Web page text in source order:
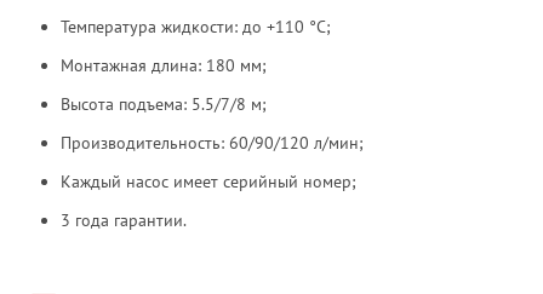
Температура жидкости: до +110 °С;
Монтажная длина: 180 мм;
Высота подъема: 5.5/7/8 м;
Производительность: 60/90/120 л/мин;
Каждый насос имеет серийный номер;
3 года гарантии.